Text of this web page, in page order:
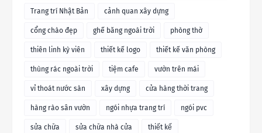
Trang trí Nhật Bản cảnh quan xây dựng
cổng chào đẹp ghế băng ngoài trời phòng thờ
thiên linh kỳ viên thiết kế logo thiết kế văn phòng
thùng rác ngoài trời tiệm cafe vườn trên mái
vỉ thoát nước sàn xây dựng cửa hàng thời trang
hàng rào sân vườn ngói nhựa trang trí ngói pvc
sửa chữa sửa chữa nhà cửa thiết kế